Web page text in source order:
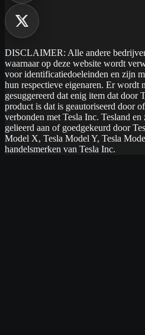
DISCLAIMER: Alle andere
waarnaar op deze website wordt
voor identificatiedoeleinden en zijn
hun respectieve eigenaren. Er wordt
gesuggereerd dat enig item dat door
product is dat is geautoriseerd door
verbonden met Tesla Inc. Tesland
gelieerd aan of goedgekeurd door
Model X, Tesla Model Y, Tesla
handelsmerken van Tesla Inc.